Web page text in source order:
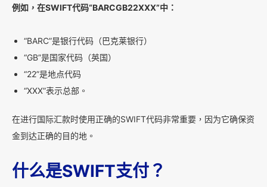
例如，在SWIFT代码“BARCGB22XXX”中：
“BARC”是银行代码（巴克莱银行）
“GB”是国家代码（英国）
“22”是地点代码
“XXX”表示总部。
在进行国际汇款时使用正确的SWIFT代码非常重要，因为它确保资
金到达正确的目的地。
什么是SWIFT支付？